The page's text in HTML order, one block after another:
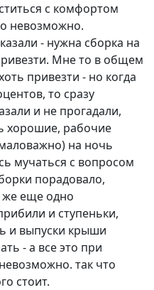
с комфортом
невозможно.
- нужна сборка на
Мне то в общем
привезти - но когда
то сразу
и не прогадали,
хорошие, рабочие
на ночь
мучаться с вопросом
порадовало,
еще одно
и ступеньки,
и выпуски крыши
- а все это при
так что
стоит.